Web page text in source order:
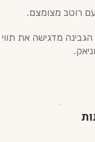
רוטב מצומצם.
מדגישה את תווי